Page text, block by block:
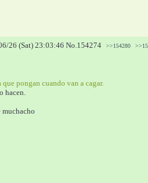
26 (Sat) 23:03:46 No. 154274 >>154280
pongan cuando van a cagar.
hacen.
muchacho